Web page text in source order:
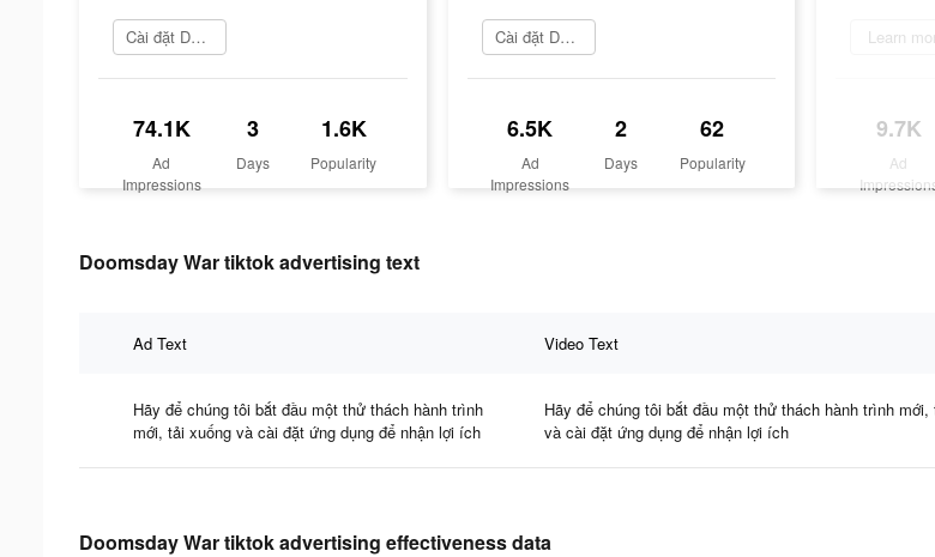
Cài đặt Doomsday War
74.1K
Ad
Impressions
3
Days
1.6K
Popularity
Cài đặt Doomsday War
6.5K
Ad
Impressions
2
Days
62
Popularity
Learn
9.7K
Ad
Doomsday War tiktok advertising text
Ad Text Video Text
Hãy để chúng tôi bắt đầu một thử thách hành trình
mới, tải xuống và cài đặt ứng dụng để nhận lợi ích
Hãy để chúng tôi bắt đầu một thử thách hành trình mới,
và cài đặt ứng dụng để nhận lợi ích
Doomsday War tiktok advertising effectiveness data